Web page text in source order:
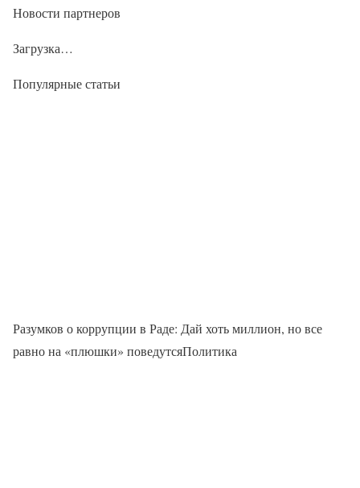
Новости партнеров
Загрузка…
Популярные статьи
Разумков о коррупции в Раде: Дай хоть миллион, но все
равно на «плюшки» поведутсяПолитика